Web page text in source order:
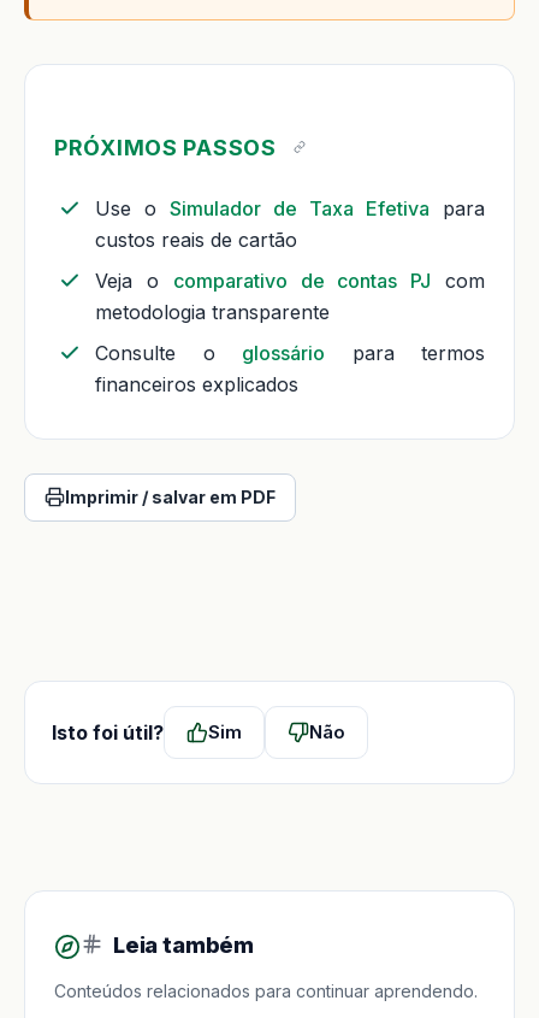
PRÓXIMOS PASSOS
Use o Simulador de Taxa Efetiva para
custos reais de cartão
Veja o comparativo de contas PJ com
metodologia transparente
Consulte o glossário para termos
financeiros explicados
Imprimir / salvar em PDF
Isto foi útil? Sim Não
Leia também
Conteúdos relacionados para continuar aprendendo.